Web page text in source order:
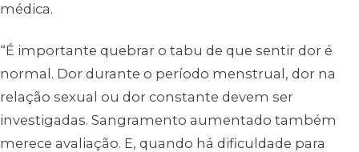
médica.
“É importante quebrar o tabu de que sentir dor é
normal. Dor durante o período menstrual, dor na
relação sexual ou dor constante devem ser
investigadas. Sangramento aumentado também
merece avaliação. E, quando há dificuldade para